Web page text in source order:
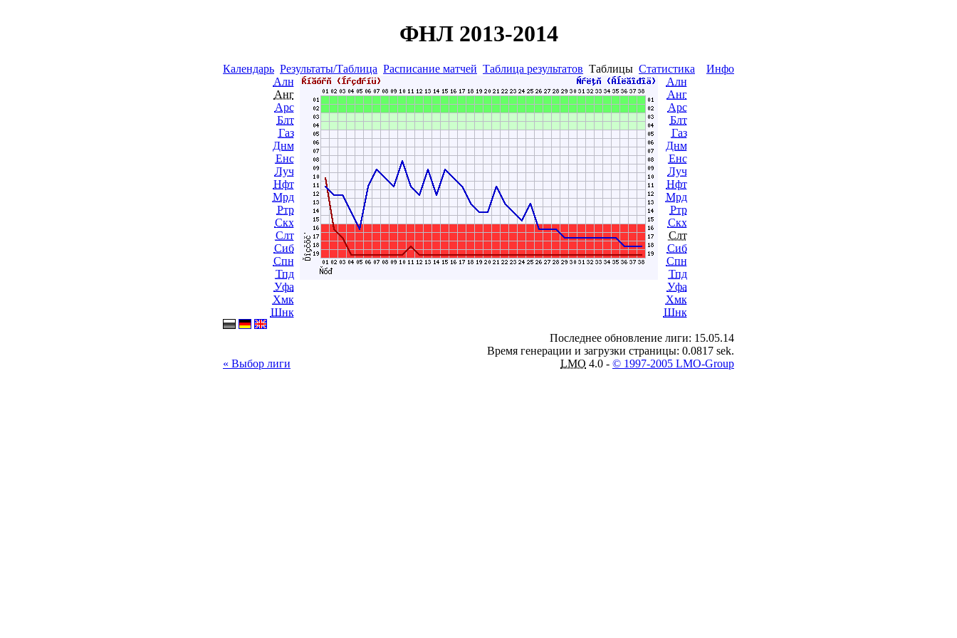
ФНЛ 2013-2014
Календарь Результаты/Таблица Расписание матчей Таблица результатов Таблицы Статистика
Инфо
Алн
Анг
Арс
Блт
Газ
Днм
Енс
Луч
Нфт
Мрд
Ртр
Скх
Слт
Сиб
Спн
Тпд
Уфа
Хмк
Шнк
Алн
Анг
Арс
Блт
Газ
Днм
Енс
Луч
Нфт
Мрд
Ртр
Скх
Слт
Сиб
Спн
Тпд
Уфа
Хмк
Шнк
« Выбор лиги
Последнее обновление лиги: 15.05.14
Время генерации и загрузки страницы: 0.0817 sek.
LMO 4.0 - © 1997-2005 LMO-Group